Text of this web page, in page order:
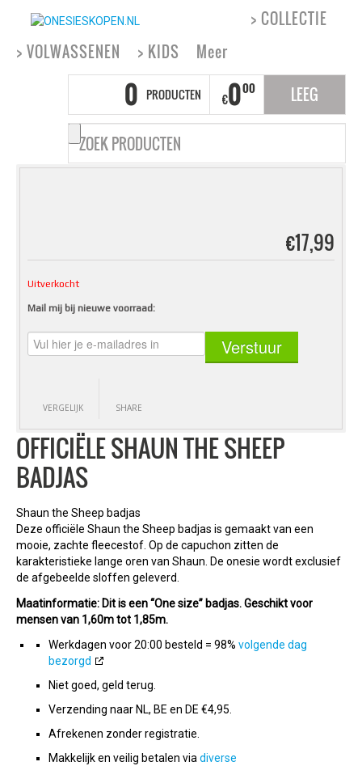
> COLLECTIE
> VOLWASSENEN
> KIDS Meer
0 PRODUCTEN €000 LEEG
€17,99
Uitverkocht
Mail mij bij nieuwe voorraad:
VERGELIJK SHARE
OFFICIËLE SHAUN THE SHEEP
BADJAS
Shaun the Sheep badjas
Deze officiële Shaun the Sheep badjas is gemaakt van een
mooie, zachte fleecestof. Op de capuchon zitten de
karakteristieke lange oren van Shaun. De onesie wordt exclusief
de afgebeelde sloffen geleverd.
Maatinformatie: Dit is een “One size” badjas. Geschikt voor
mensen van 1,60m tot 1,85m.
Werkdagen voor 20:00 besteld = 98% volgende dag
bezorgd
Niet goed, geld terug.
Verzending naar NL, BE en DE €4,95.
Afrekenen zonder registratie.
Makkelijk en veilig betalen via diverse